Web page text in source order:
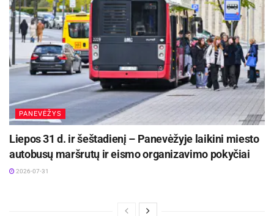
PANEVĖŽYS
Liepos 31 d. ir šeštadienį – Panevėžyje laikini miesto
autobusų maršrutų ir eismo organizavimo pokyčiai
2026-07-31